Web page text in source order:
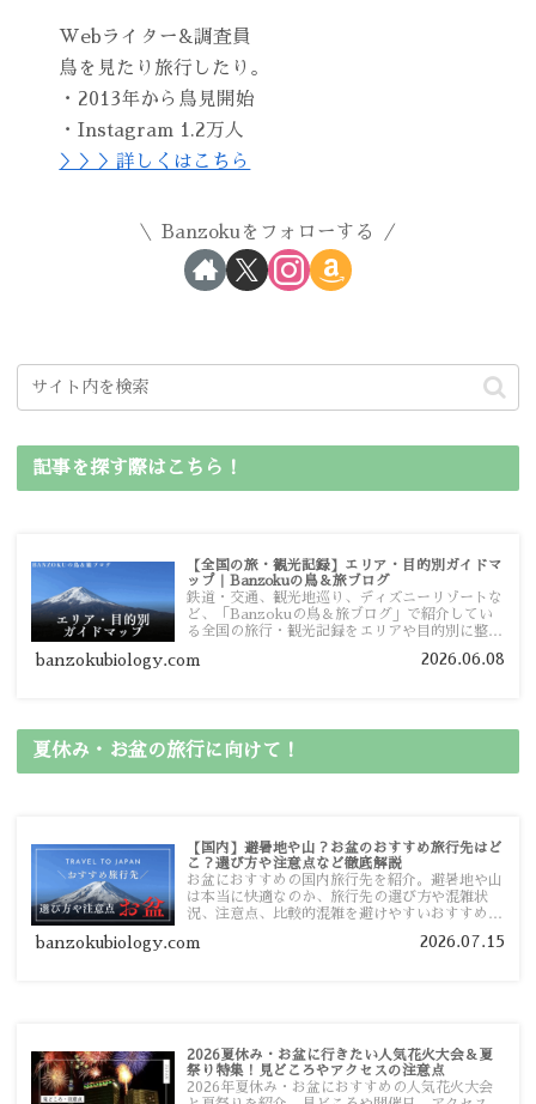
Webライター&調査員
鳥を見たり旅行したり。
・2013年から鳥見開始
・Instagram 1.2万人
＞＞＞詳しくはこちら
Banzokuをフォローする
記事を探す際はこちら！
【全国の旅・観光記録】エリア・目的別ガイドマ
ップ｜Banzokuの鳥＆旅ブログ
鉄道・交通、観光地巡り、ディズニーリゾートな
ど、「Banzokuの鳥＆旅ブログ」で紹介してい
る全国の旅行・観光記録をエリアや目的別に整理
ガイドマップからスムーズに見つけていただけま
banzokubiology.com 2026.06.08
夏休み・お盆の旅行に向けて！
【国内】避暑地や山？お盆のおすすめ旅行先はど
こ？選び方や注意点など徹底解説
お盆におすすめの国内旅行先を紹介。避暑地や山
は本当に快適なのか、旅行先の選び方や混雑状
況、注意点、比較的混雑を避けやすいおすすめス
す。
banzokubiology.com 2026.07.15
2026夏休み・お盆に行きたい人気花火大会＆夏
祭り特集！見どころやアクセスの注意点
2026年夏休み・お盆におすすめの人気花火大会